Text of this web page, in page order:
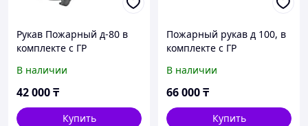
Рукав Пожарный д-80 в
комплекте с ГР
В наличии
42 000₸
Купить
Пожарный рукав д 100, в
комплекте с ГР
В наличии
66 000₸
Купить